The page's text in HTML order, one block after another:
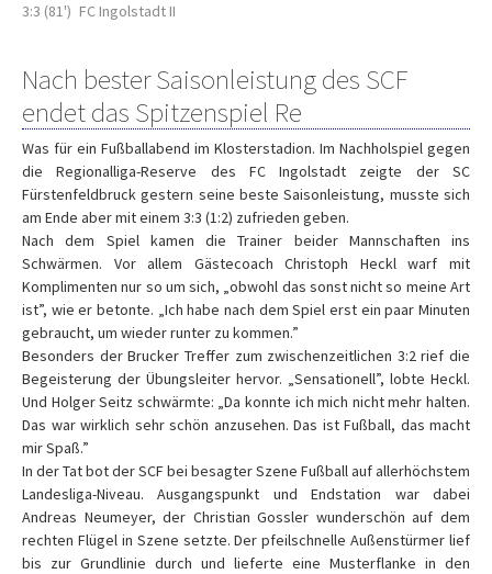
3:3 (81') FC Ingolstadt II
Nach bester Saisonleistung des SCF
endet das Spitzenspiel Re
Was für ein Fußballabend im Klosterstadion. Im Nachholspiel gegen
die Regionalliga-Reserve des FC Ingolstadt zeigte der SC
Fürstenfeldbruck gestern seine beste Saisonleistung, musste sich
am Ende aber mit einem 3:3 (1:2) zufrieden geben.
Nach dem Spiel kamen die Trainer beider Mannschaften ins
Schwärmen. Vor allem Gästecoach Christoph Heckl warf mit
Komplimenten nur so um sich, „obwohl das sonst nicht so meine Art
ist”, wie er betonte. „Ich habe nach dem Spiel erst ein paar Minuten
gebraucht, um wieder runter zu kommen.”
Besonders der Brucker Treffer zum zwischenzeitlichen 3:2 rief die
Begeisterung der Übungsleiter hervor. „Sensationell”, lobte Heckl.
Und Holger Seitz schwärmte: „Da konnte ich mich nicht mehr halten.
Das war wirklich sehr schön anzusehen. Das ist Fußball, das macht
mir Spaß.”
In der Tat bot der SCF bei besagter Szene Fußball auf allerhöchstem
Landesliga-Niveau. Ausgangspunkt und Endstation war dabei
Andreas Neumeyer, der Christian Gossler wunderschön auf dem
rechten Flügel in Szene setzte. Der pfeilschnelle Außenstürmer lief
bis zur Grundlinie durch und lieferte eine Musterflanke in den